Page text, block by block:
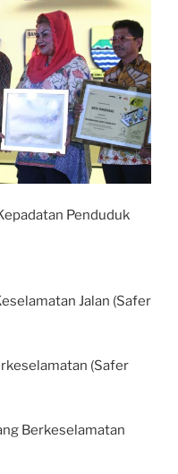
Penduduk
Jalan (Safer
(Safer
Berkeselamatan